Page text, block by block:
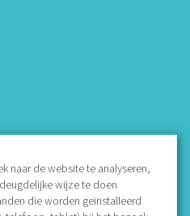
naar de website te analyseren,
wijze te doen
die worden geïnstalleerd